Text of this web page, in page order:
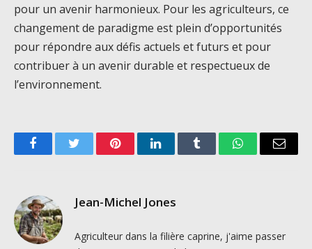
pour un avenir harmonieux. Pour les agriculteurs, ce
changement de paradigme est plein d’opportunités
pour répondre aux défis actuels et futurs et pour
contribuer à un avenir durable et respectueux de
l’environnement.
FacebookTwitter PinterestLinkedInTumblr WhatsAppEmail
Jean-Michel Jones
Agriculteur dans la filière caprine, j'aime passer